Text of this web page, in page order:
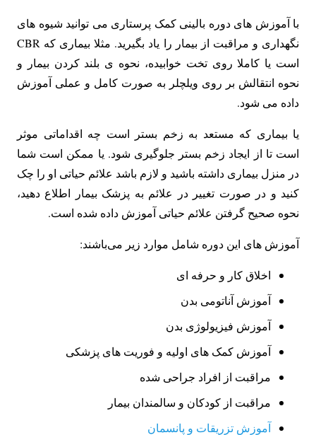
با آموزش های دوره بالینی کمک پرستاری می توانید شیوه های
نگهداری و مراقبت از بیمار را یاد بگیرید. مثلا بیماری که CBR
است یا کاملا روی تخت خوابیده، نحوه ی بلند کردن بیمار و
نحوه انتقالش بر روی ویلچلر به صورت کامل و عملی آموزش
داده می شود.
یا بیماری که مستعد به زخم بستر است چه اقداماتی موثر
است تا از ایجاد زخم بستر جلوگیری شود. یا ممکن است شما
در منزل بیماری داشته باشید و لازم باشد علائم حیاتی او را چک
کنید و در صورت تغییر در علائم به پزشک بیمار اطلاع دهید،
نحوه صحیح گرفتن علائم حیاتی آموزش داده شده است.
آموزش های این دوره شامل موارد زیر می‌باشند:
اخلاق کار و حرفه ای
آموزش آناتومی بدن
آموزش فیزیولوژی بدن
آموزش کمک های اولیه و فوریت های پزشکی
مراقبت از افراد جراحی شده
مراقبت از کودکان و سالمندان بیمار
آموزش تزریقات و پانسمان